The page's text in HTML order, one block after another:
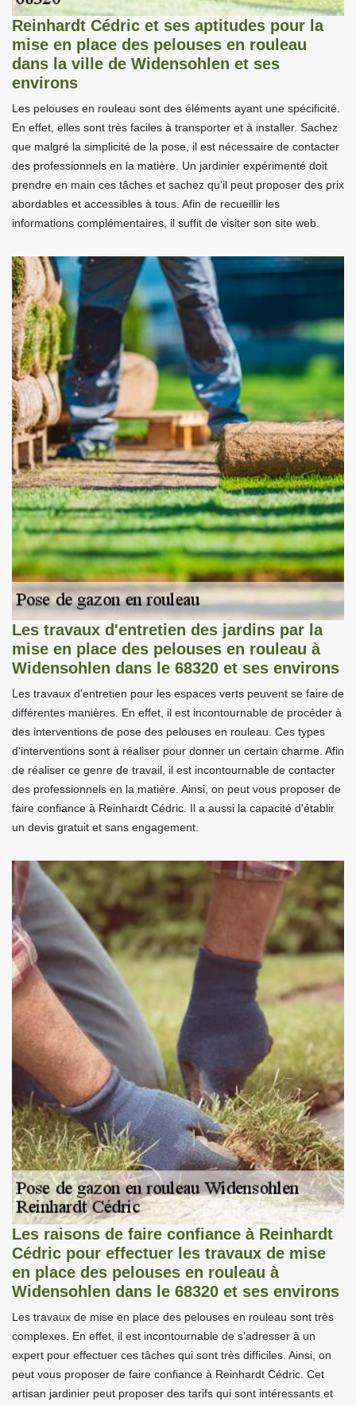
Reinhardt Cédric et ses aptitudes pour la
mise en place des pelouses en rouleau
dans la ville de Widensohlen et ses
environs
Les pelouses en rouleau sont des éléments ayant une spécificité.
En effet, elles sont très faciles à transporter et à installer. Sachez
que malgré la simplicité de la pose, il est nécessaire de contacter
des professionnels en la matière. Un jardinier expérimenté doit
prendre en main ces tâches et sachez qu'il peut proposer des prix
abordables et accessibles à tous. Afin de recueillir les
informations complémentaires, il suffit de visiter son site web.
Les travaux d'entretien des jardins par la
mise en place des pelouses en rouleau à
Widensohlen dans le 68320 et ses environs
Les travaux d'entretien pour les espaces verts peuvent se faire de
différentes manières. En effet, il est incontournable de procéder à
des interventions de pose des pelouses en rouleau. Ces types
d'interventions sont à réaliser pour donner un certain charme. Afin
de réaliser ce genre de travail, il est incontournable de contacter
des professionnels en la matière. Ainsi, on peut vous proposer de
faire confiance à Reinhardt Cédric. Il a aussi la capacité d'établir
un devis gratuit et sans engagement.
Les raisons de faire confiance à Reinhardt
Cédric pour effectuer les travaux de mise
en place des pelouses en rouleau à
Widensohlen dans le 68320 et ses environs
Les travaux de mise en place des pelouses en rouleau sont très
complexes. En effet, il est incontournable de s'adresser à un
expert pour effectuer ces tâches qui sont très difficiles. Ainsi, on
peut vous proposer de faire confiance à Reinhardt Cédric. Cet
artisan jardinier peut proposer des tarifs qui sont intéressants et